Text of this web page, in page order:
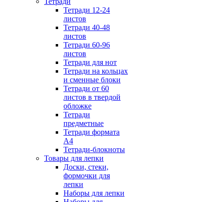
Тетради 12-24
листов
Тетради 40-48
листов
Тетради 60-96
листов
Тетради для нот
Тетради на кольцах
и сменные блоки
Тетради от 60
листов в твердой
обложке
Тетради
предметные
Тетради формата
А4
Тетради-блокноты
Товары для лепки
Доски, стеки,
формочки для
лепки
Наборы для лепки